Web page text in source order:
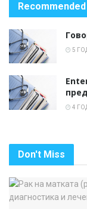
Recommended
5
4
Don't Miss